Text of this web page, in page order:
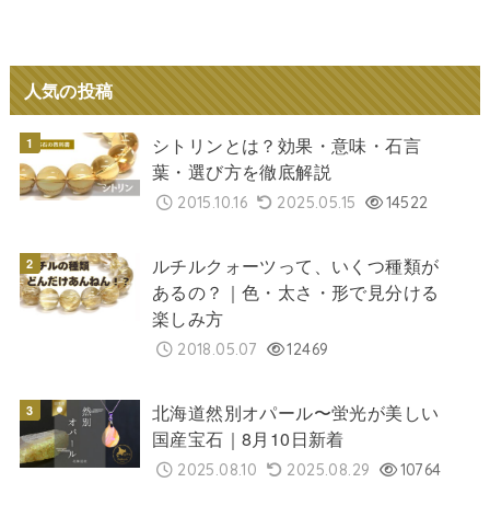
人気の投稿
シトリンとは？効果・意味・石言
葉・選び方を徹底解説
2015.10.16 2025.05.15 14522
ルチルクォーツって、いくつ種類が
あるの？｜色・太さ・形で見分ける
楽しみ方
2018.05.07 12469
北海道然別オパール〜蛍光が美しい
国産宝石｜8月10日新着
2025.08.10 2025.08.29 10764